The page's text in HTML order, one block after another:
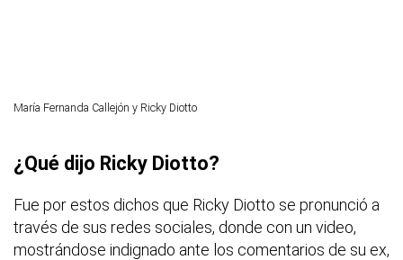
María Fernanda Callejón y Ricky Diotto
¿Qué dijo Ricky Diotto?
Fue por estos dichos que Ricky Diotto se pronunció a
través de sus redes sociales, donde con un video,
mostrándose indignado ante los comentarios de su ex,